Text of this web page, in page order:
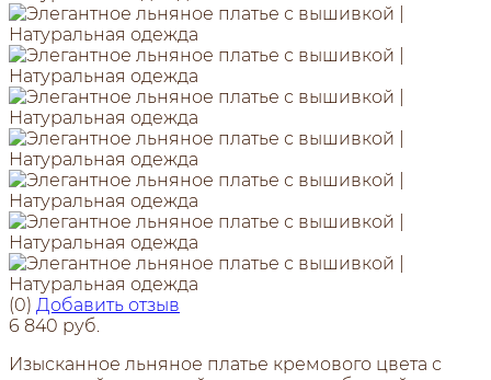
(0) Добавить отзыв
6 840 руб.
Изысканное льняное платье кремового цвета с